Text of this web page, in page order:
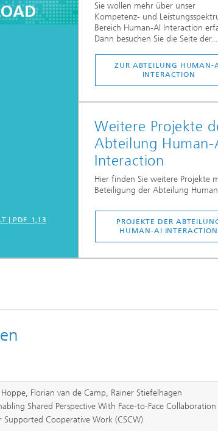
[ PDF 1,13
Sie wollen mehr über unser
Kompetenz- und
Bereich Human-AI Interaction
Dann besuchen Sie die Seite der...
ZUR ABTEILUNG HUMAN-
INTERACTION
Weitere Projekte
Abteilung Human-
Interaction
Hier finden Sie weitere Projekte
Beteiligung der Abteilung
PROJEKTE DER
HUMAN-AI INTERACTION
Florian van de Camp, Rainer Stiefelhagen
Shared Perspective With Face-to-Face
Supported Cooperative Work (CSCW)